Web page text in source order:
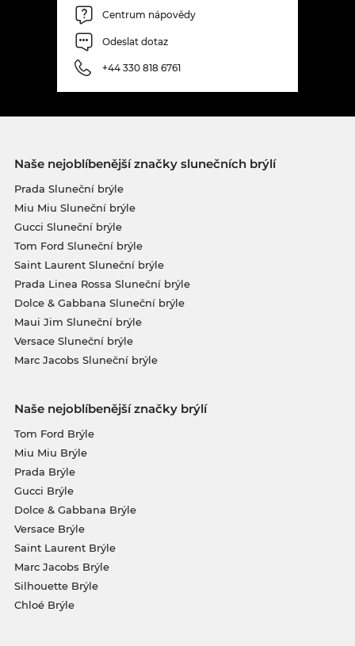
Centrum nápovědy
Odeslat dotaz
+44 330 818 6761
Naše nejoblíbenější značky slunečních brýlí
Prada Sluneční brýle
Miu Miu Sluneční brýle
Gucci Sluneční brýle
Tom Ford Sluneční brýle
Saint Laurent Sluneční brýle
Prada Linea Rossa Sluneční brýle
Dolce & Gabbana Sluneční brýle
Maui Jim Sluneční brýle
Versace Sluneční brýle
Marc Jacobs Sluneční brýle
Naše nejoblíbenější značky brýlí
Tom Ford Brýle
Miu Miu Brýle
Prada Brýle
Gucci Brýle
Dolce & Gabbana Brýle
Versace Brýle
Saint Laurent Brýle
Marc Jacobs Brýle
Silhouette Brýle
Chloé Brýle